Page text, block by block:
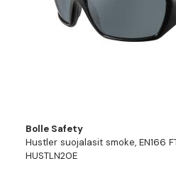
Bolle Safety
Hustler suojalasit smoke, EN166
HUSTLN20E